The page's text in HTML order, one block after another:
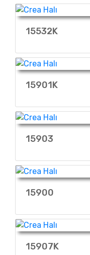
15532K
15901K
15903
15900
15907K